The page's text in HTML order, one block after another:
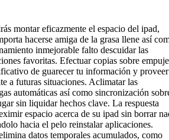
montar eficazmente el espacio del ipad,
hacerse amiga de la grasa llene así­
inmejorable falto descuidar las
favoritas. Efectuar copias sobre empuje
de guarecer tu información y
a futuras situaciones. Aclimatar las
automáticas así­ como sincronización
sin liquidar hechos clave. La respuesta
espacio acerca de su ipad sin borrar
hacia el pelo reinstalar aplicaciones.
datos temporales acumulados, como